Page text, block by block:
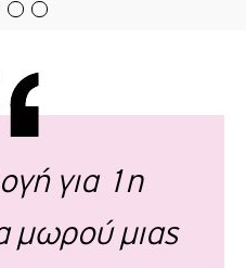
για 1η
μωρού μιας